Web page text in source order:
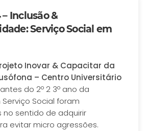
Inclusão &
Serviço Social em
Inovar & Capacitar da
– Centro Universitário
do 2º 2 3º ano da
Social foram
sentido de adquirir
evitar micro agressões.